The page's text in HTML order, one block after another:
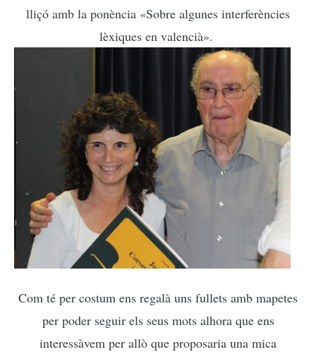
lliçó amb la ponència «Sobre algunes interferències
lèxiques en valencià».
Com té per costum ens regalà uns fullets amb mapetes
per poder seguir els seus mots alhora que ens
interessàvem per allò que proposaria una mica